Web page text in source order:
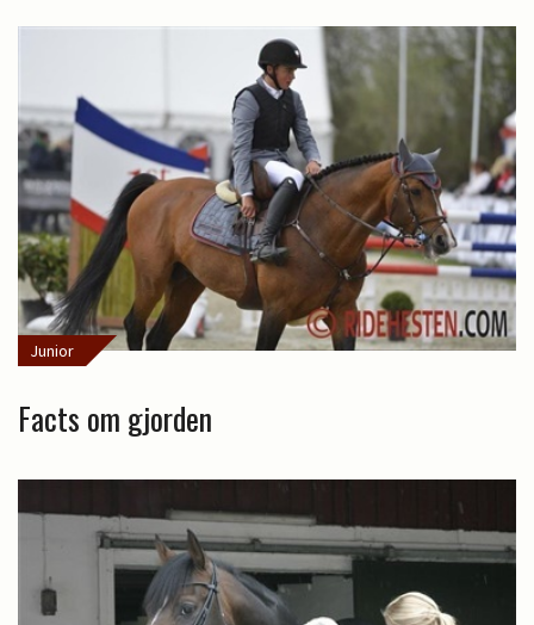
Junior
Facts om gjorden